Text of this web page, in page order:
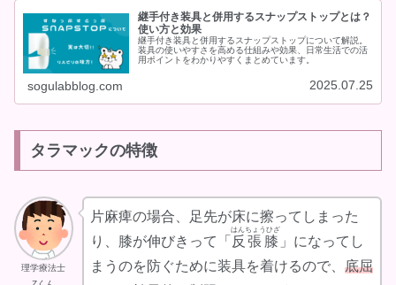
継手付き装具と併用するスナップストップとは？
使い方と効果
継手付き装具と併用するスナップストップについて解説。
装具の使いやすさを高める仕組みや効果、日常生活での活
用ポイントをわかりやすくまとめています。
sogulabblog.com 2025.07.25
タラマックの特徴
理学療法士
片麻痺の場合、足先が床に擦ってしまった
り、膝が伸びきって「 反張膝
はんちょうひざ
」になってし
まうのを防ぐために装具を着けるので、 底屈